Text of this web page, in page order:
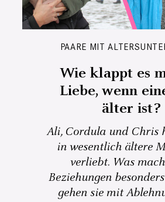
PAARE MIT
Wie klappt es
Liebe, wenn
älter ist?
Ali, Cordula und Chris
in wesentlich ältere
verliebt. Was
Beziehungen
gehen sie mit